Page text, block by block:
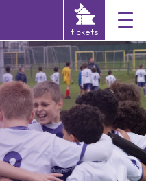
tickets